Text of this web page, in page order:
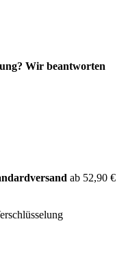
Wir beantworten
ab 52,90 €